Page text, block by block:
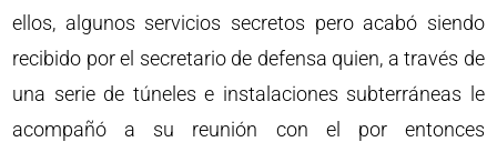
ellos, algunos servicios secretos pero acabó siendo
recibido por el secretario de defensa quien, a través de
una serie de túneles e instalaciones subterráneas le
acompañó a su reunión con el por entonces